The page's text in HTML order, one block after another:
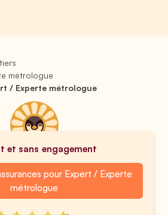
métrologue
/ Experte métrologue
et sans engagement
pour Expert / Experte
métrologue